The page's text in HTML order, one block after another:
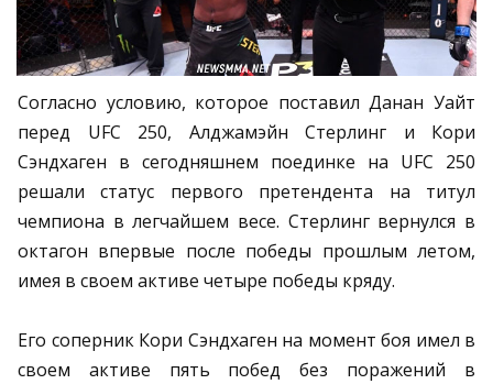
Согласно условию, которое поставил Данан Уайт
перед UFC 250, Алджамэйн Стерлинг и Кори
Сэндхаген в сегодняшнем поединке на UFC 250
решали статус первого претендента на титул
чемпиона в легчайшем весе. Стерлинг вернулся в
октагон впервые после победы прошлым летом,
имея в своем активе четыре победы кряду.
Его соперник Кори Сэндхаген на момент боя имел в
своем активе пять побед без поражений в